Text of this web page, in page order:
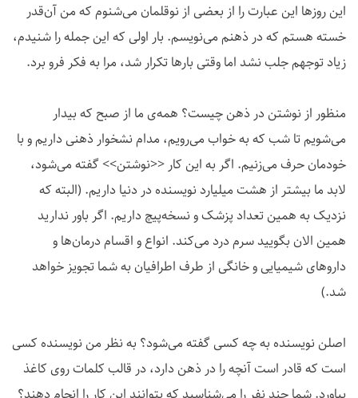
این روزها این عبارت را از بعضی از نوقلمان می‌شنوم که من آن‌قدر
خسته هستم که در ذهنم می‌نویسم. بار اولی که این جمله را شنیدم،
زیاد توجهم جلب نشد اما وقتی بارها تکرار شد، مرا به فکر فرو برد.
منظور از نوشتن در ذهن چیست؟ همه‌ی ما از صبح که بیدار
می‌شویم تا شب که به خواب می‌رویم، مدام نشخوار ذهنی داریم و با
خودمان حرف می‌زنیم. اگر به این کار <<نوشتن>> گفته می‌شود،
لابد ما بیشتر از هشت میلیارد نویسنده در دنیا داریم. (البته که
نزدیک به همین تعداد پزشک و نسخه‌پیچ داریم. اگر باور ندارید
همین الان بگویید سرم درد می‌کند. انواع و اقسام درمان‌ها و
داروهای شیمیایی و خانگی از طرف اطرافیان به شما تجویز خواهد
شد.)
اصلن نویسنده به چه کسی گفته می‌شود؟ به نظر من نویسنده کسی
است که قادر است آنچه را در ذهن دارد، در قالب کلمات روی کاغذ